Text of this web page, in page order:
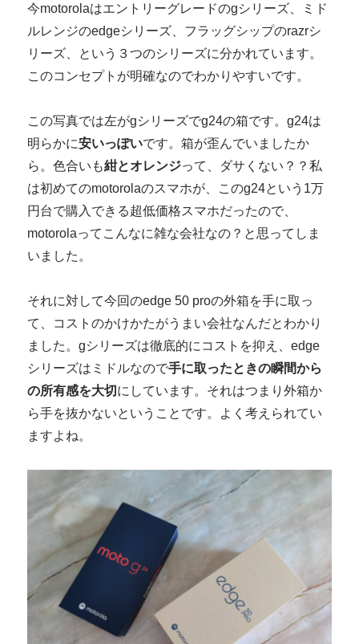
今motorolaはエントリーグレードのgシリーズ、ミド
ルレンジのedgeシリーズ、フラッグシップのrazrシ
リーズ、という３つのシリーズに分かれています。
このコンセプトが明確なのでわかりやすいです。
この写真では左がgシリーズでg24の箱です。g24は
明らかに安いっぽいです。箱が歪んでいましたか
ら。色合いも紺とオレンジって、ダサくない？？私
は初めてのmotorolaのスマホが、このg24という1万
円台で購入できる超低価格スマホだったので、
motorolaってこんなに雑な会社なの？と思ってしま
いました。
それに対して今回のedge 50 proの外箱を手に取っ
て、コストのかけかたがうまい会社なんだとわかり
ました。gシリーズは徹底的にコストを抑え、edge
シリーズはミドルなので手に取ったときの瞬間から
の所有感を大切 にしています。それはつまり外箱か
ら手を抜かないということです。よく考えられてい
ますよね。